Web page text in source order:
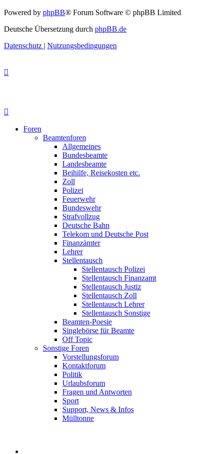
Powered by phpBB® Forum Software © phpBB Limited
Deutsche Übersetzung durch phpBB.de
Datenschutz | Nutzungsbedingungen
Foren
Beamtenforen
Allgemeines
Bundesbeamte
Landesbeamte
Beihilfe, Reisekosten etc.
Zoll
Polizei
Feuerwehr
Bundeswehr
Strafvollzug
Deutsche Bahn
Telekom und Deutsche Post
Finanzämter
Lehrer
Stellentausch
Stellentausch Polizei
Stellentausch Finanzamt
Stellentausch Justiz
Stellentausch Zoll
Stellentausch Lehrer
Stellentausch Sonstige
Beamten-Poesie
Singlebörse für Beamte
Off Topic
Sonstige Foren
Vorstellungsforum
Kontaktforum
Politik
Urlaubsforum
Fragen und Antworten
Sport
Support, News & Infos
Mülltonne